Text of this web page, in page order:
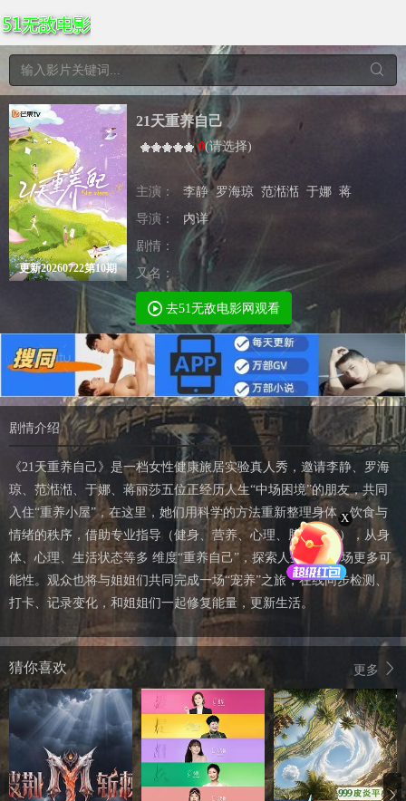
更新20260722第10期
21天重养自己
0(请选择)
主演： 李静 罗海琼 范湉湉 于娜 蒋
导演：
内详
剧情：
又名：
去51无敌电影网观看
剧情介绍
《21天重养自己》是一档女性健康旅居实验真人秀，邀请李静、罗海
琼、范湉湉、于娜、蒋丽莎五位正经历人生“中场困境”的朋友，共同
入住“重养小屋”，在这里，她们用科学的方法重新整理身体、饮食与
情绪的秩序，借助专业指导（健身、营养、心理、脑科学等），从身
体、心理、生活状态等多 维度“重养自己”，探索人生的下半场更多可
能性。观众也将与姐姐们共同完成一场“宠养”之旅，在线同步检测、
打卡、记录变化，和姐姐们一起修复能量，更新生活。
更多
猜你喜欢
X